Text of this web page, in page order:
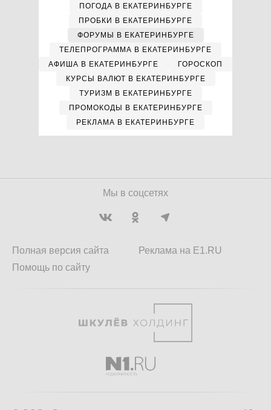
ПОГОДА В ЕКАТЕРИНБУРГЕ
ПРОБКИ В ЕКАТЕРИНБУРГЕ
ФОРУМЫ В ЕКАТЕРИНБУРГЕ
ТЕЛЕПРОГРАММА В ЕКАТЕРИНБУРГЕ
АФИША В ЕКАТЕРИНБУРГЕ
ГОРОСКОП
КУРСЫ ВАЛЮТ В ЕКАТЕРИНБУРГЕ
ТУРИЗМ В ЕКАТЕРИНБУРГЕ
ПРОМОКОДЫ В ЕКАТЕРИНБУРГЕ
РЕКЛАМА В ЕКАТЕРИНБУРГЕ
Мы в соцсетях
Полная версия сайта
Помощь по сайту
Реклама на E1.RU